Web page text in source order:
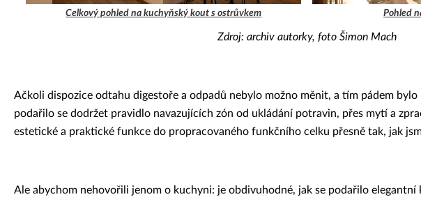
Celkový pohled na kuchyňský kout s ostrůvkem Pohled
Zdroj: archiv autorky, foto Šimon Mach
Ačkoli dispozice odtahu digestoře a odpadů nebylo možno měnit, a tím pádem
podařilo se dodržet pravidlo navazujících zón od ukládání potravin, přes mytí a
estetické a praktické funkce do propracovaného funkčního celku přesně tak, jak
Ale abychom nehovořili jenom o kuchyni: je obdivuhodné, jak se podařilo